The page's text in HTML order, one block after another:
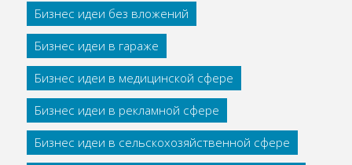
Бизнес идеи без вложений
Бизнес идеи в гараже
Бизнес идеи в медицинской сфере
Бизнес идеи в рекламной сфере
Бизнес идеи в сельскохозяйственной сфере